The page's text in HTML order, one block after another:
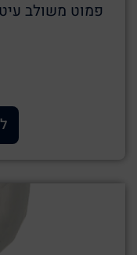
פמוט משולב